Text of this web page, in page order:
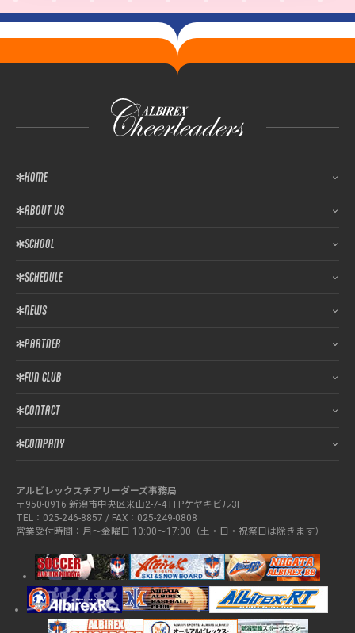
HOME
ABOUT US
SCHOOL
SCHEDULE
NEWS
PARTNER
FUN CLUB
CONTACT
COMPANY
アルビレックスチアリーダーズ事務局
〒950-0916 新潟市中央区米山2-7-4 ITPケヤキビル3F
TEL：025-246-8857 / FAX：025-249-0808
営業受付時間：月～金曜日 10:00～17:00（土・日・祝祭日は除きます）